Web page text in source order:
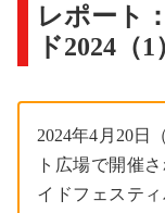
レポート
ド2024（1
2024年4月20日
ト広場で開催
イドフェステ